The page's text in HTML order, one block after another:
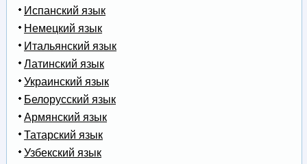
Испанский язык
Немецкий язык
Итальянский язык
Латинский язык
Украинский язык
Белорусский язык
Армянский язык
Татарский язык
Узбекский язык